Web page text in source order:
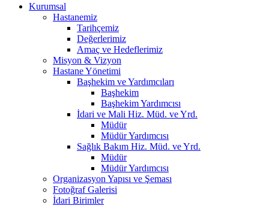
Kurumsal
Hastanemiz
Tarihçemiz
Değerlerimiz
Amaç ve Hedeflerimiz
Misyon & Vizyon
Hastane Yönetimi
Başhekim ve Yardımcıları
Başhekim
Başhekim Yardımcısı
İdari ve Mali Hiz. Müd. ve Yrd.
Müdür
Müdür Yardımcısı
Sağlık Bakım Hiz. Müd. ve Yrd.
Müdür
Müdür Yardımcısı
Organizasyon Yapısı ve Şeması
Fotoğraf Galerisi
İdari Birimler